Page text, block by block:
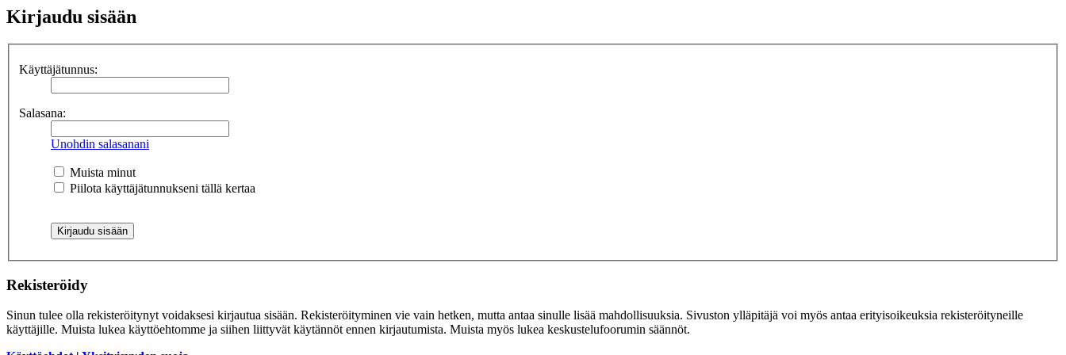
Kirjaudu sisään
Käyttäjätunnus:
Salasana:
Unohdin salasanani
Muista minut
Piilota käyttäjätunnukseni tällä kertaa
Rekisteröidy
Sinun tulee olla rekisteröitynyt voidaksesi kirjautua sisään. Rekisteröityminen vie vain hetken, mutta antaa sinulle lisää mahdollisuuksia. Sivuston ylläpitäjä voi myös antaa erityisoikeuksia rekisteröityneille
käyttäjille. Muista lukea käyttöehtomme ja siihen liittyvät käytännöt ennen kirjautumista. Muista myös lukea keskustelufoorumin säännöt.